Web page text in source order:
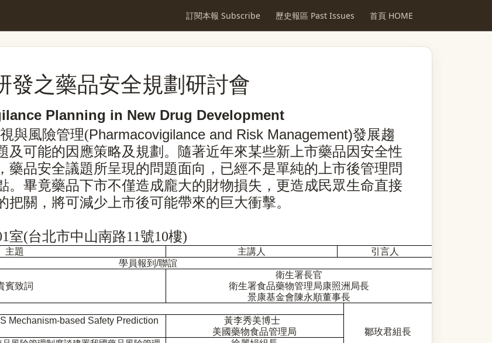
訂閱本報 Subscribe 歷史報區 Past Issues 首頁 HOME
發之藥品安全規劃研討會
Planning in New Drug Development
與風險管理(Pharmacovigilance and Risk Management)發展趨
及可能的因應策略及規劃 。 隨著近年來某些新上市藥品因安全性
藥品安全議題所呈現的問題面向，已經不是單純的上市後管理問
。畢竟藥品下市不僅造成龐大的財物損失，更造成民眾生命直接
關，將可減少上市後可能帶來的巨大衝擊。
室(台北市中山南路11號10樓)
主題 主講人
引言人
學員報到/聯誼
賓致詞
衛生署長官
衛生署食品藥物管理局康照洲局長
景康基金會陳永順董事長
鄒玫君組長
Mechanism-based Safety Prediction
黃李秀美博士
美國藥物食品管理局